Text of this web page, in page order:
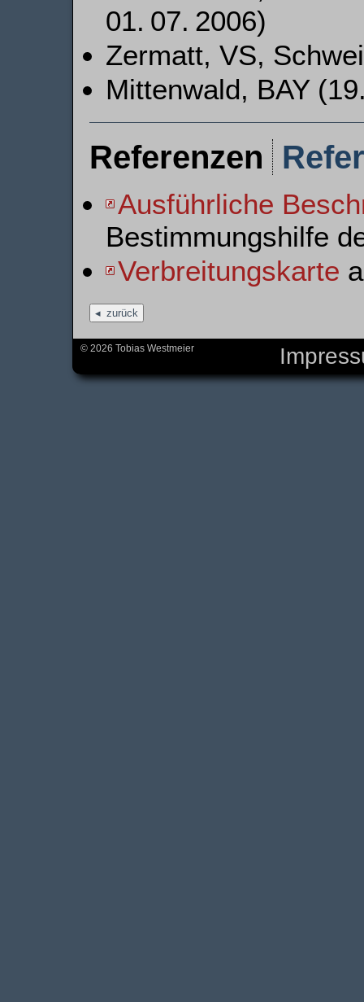
01. 07. 2006)
Zermatt, VS,
Mittenwald, BAY
Referenzen
Ausführliche
Bestimmungshilfe
Verbreitungskarte
zurück
© 2026 Tobias Westmeier